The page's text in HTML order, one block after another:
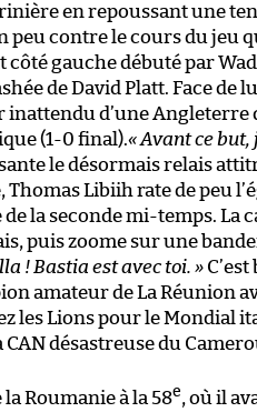
en repoussant une
peu contre le cours du jeu
gauche débuté par
de David Platt. Face de
d’une Angleterre
(1-0 final).« Avant ce but,
le désormais relais
Libiih rate de peu
la seconde mi-temps. La
puis zoome sur une
! Bastia est avec toi. »
amateur de La Réunion
les Lions pour le Mondial
désastreuse du
Roumanie à la 58e, où il